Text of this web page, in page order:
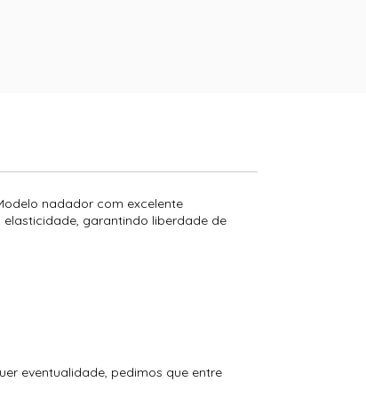
nadador com excelente
garantindo liberdade de
eventualidade, pedimos que entre